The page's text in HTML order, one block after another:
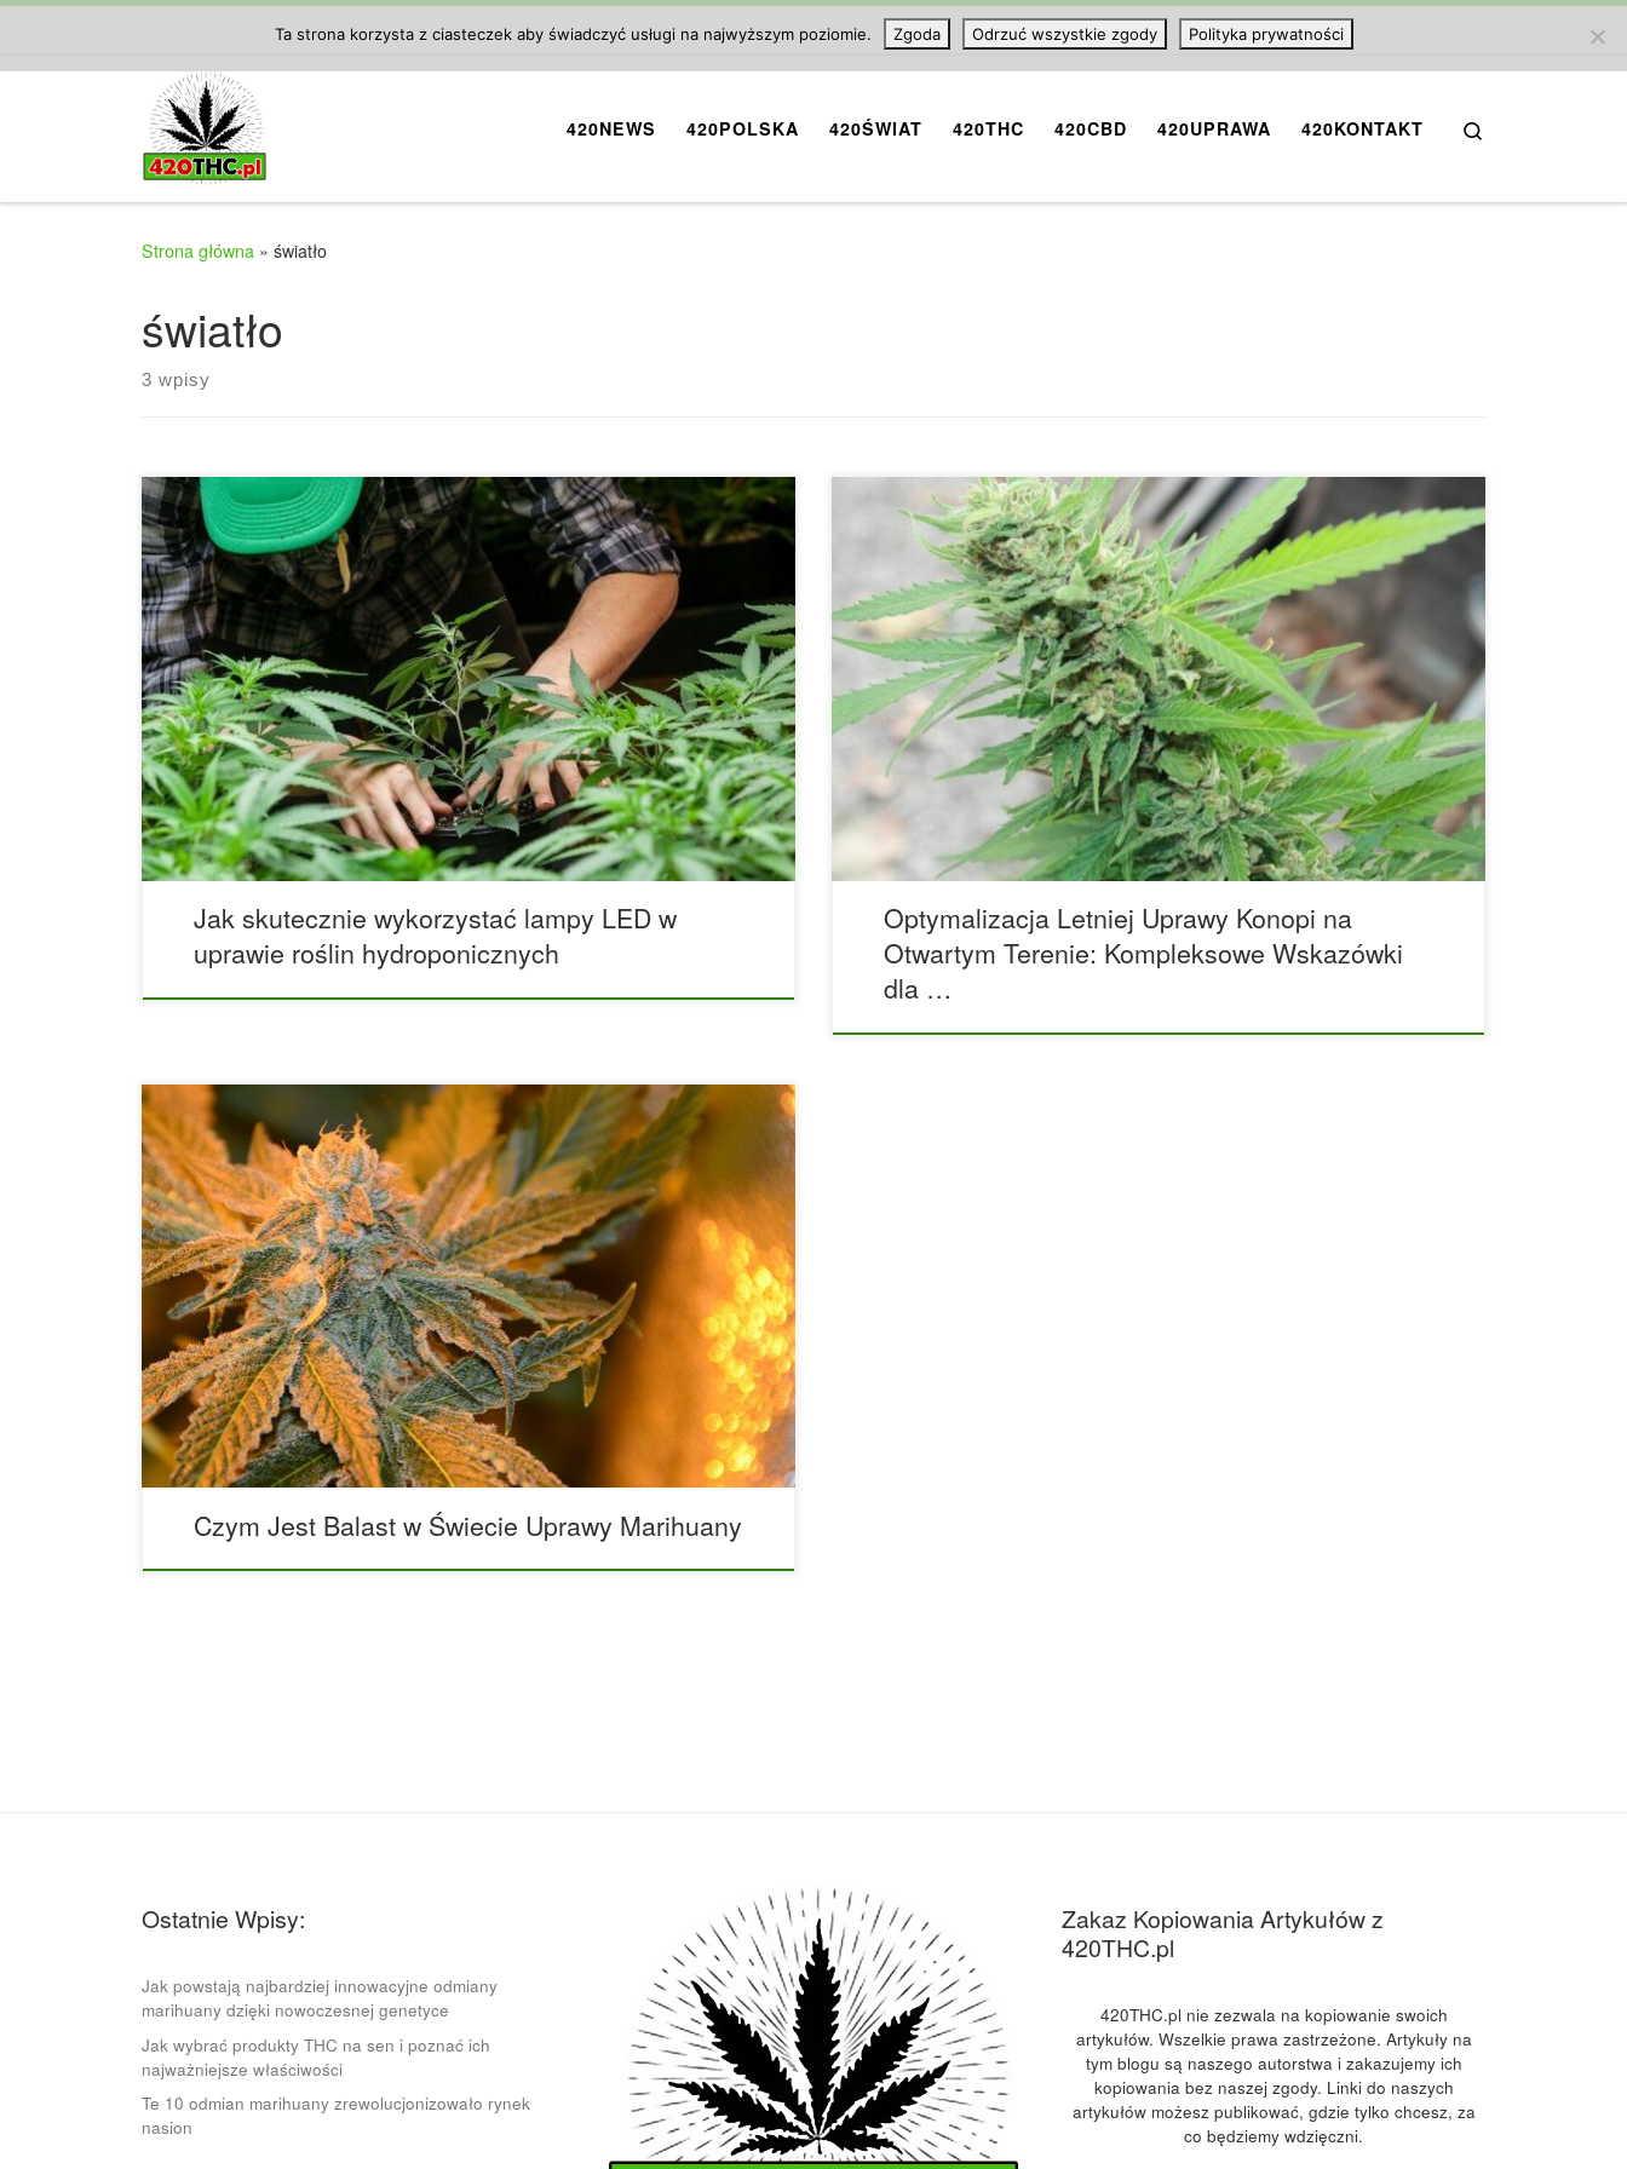
420NEWS 420POLSKA 420ŚWIAT 420THC 420CBD 420UPRAWA 420KONTAKT
Strona główna » światło
światło
3 wpisy
Jak skutecznie wykorzystać lampy LED w uprawie roślin hydroponicznych
Współczesne uprawy roślin indoor korzystają z technologii, które całkowicie
zmieniły sposób prowadzenia ogrodnictwa. Największą rewolucję przyniosły
lampy LED do uprawy roślin, które zapewniają lepsze plony i niższe zużycie
energii. Ich największą zaletą jest także ograniczenie ryzyka przegrzewania
upraw, co stanowi częsty problem w przypadku tradycyjnych lamp HPS czy MH.
Jednak LED-y […]
Jak skutecznie wykorzystać lampy LED w
uprawie roślin hydroponicznych
Lato to decydująca pora dla entuzjastów konopi uprawianych pod gołym
niebem. Długotrwałe nasłonecznienie, intensywne ciepło, gwałtowne zmiany
wilgotności i ekspozycja na promieniowanie UV – wszystko to wywiera ogromny
wpływ na rozwój roślin. Z jednej strony sezon ten sprzyja obfitym zbiorom, z
drugiej zaś stwarza liczne zagrożenia, takie jak przesuszenie, przegrzanie czy
zaburzenia wchłaniania składników odżywczych. Tylko starannie zaplanowany
system nawożenia […]
Optymalizacja Letniej Uprawy Konopi na
Otwartym Terenie: Kompleksowe Wskazówki
dla …
Jak wybrać balast do uprawy marihuany? Większość systemów
oświetleniowych wykorzystywanych do uprawy marihuany w pomieszczeniach
wymaga użycia balastu. W tym artykule wyjaśnimy, czym są balasty, dlaczego
są niezbędne i który model wybrać w zależności od rodzaju stosowanego
oświetlenia. Dlaczego balast jest niezbędny podczas uprawy marihuany?
Balasty regulują i stabilizują natężenie światła emitowanego przez lampy
uprawowe. Są konieczne przy stosowaniu lamp […]
Czym Jest Balast w Świecie Uprawy Marihuany
Ostatnie Wpisy:
Jak powstają najbardziej innowacyjne odmiany
marihuany dzięki nowoczesnej genetyce
Jak wybrać produkty THC na sen i poznać ich
najważniejsze właściwości
Te 10 odmian marihuany zrewolucjonizowało rynek
nasion
Zakaz Kopiowania Artykułów z
420THC.pl
420THC.pl nie zezwala na kopiowanie swoich
artykułów. Wszelkie prawa zastrzeżone. Artykuły na
tym blogu są naszego autorstwa i zakazujemy ich
kopiowania bez naszej zgody. Linki do naszych
artykułów możesz publikować, gdzie tylko chcesz, za
co będziemy wdzięczni.
Ta strona korzysta z ciasteczek aby świadczyć usługi na najwyższym poziomie. Zgoda Odrzuć wszystkie zgody Polityka prywatności